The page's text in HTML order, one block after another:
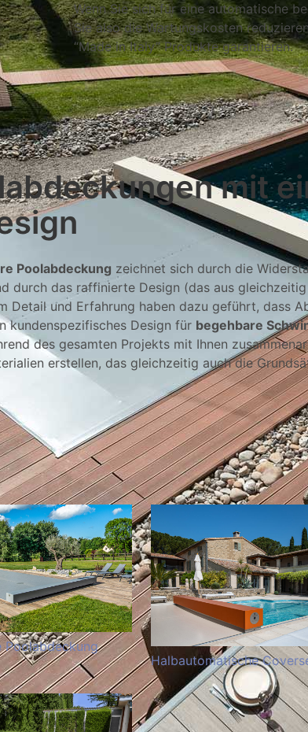
Wenn Sie sich für eine automatische
Sie also die Wartungskosten
“Made in Italy” Produkte garantieren.
mit
Poolabdeckung zeichnet sich durch die
durch das raffinierte Design (das aus
Detail und Erfahrung haben dazu geführt, dass
kundenspezifisches Design für begehbare
des gesamten Projekts mit Ihnen
erstellen, das gleichzeitig auch die
Poolabdeckung
Halbautomatische